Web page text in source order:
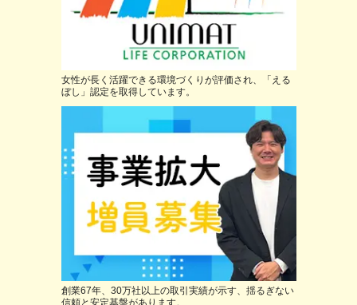
女性が長く活躍できる環境づくりが評価され、「える
ぼし」認定を取得しています。
創業67年、30万社以上の取引実績が示す、揺るぎない
信頼と安定基盤があります。